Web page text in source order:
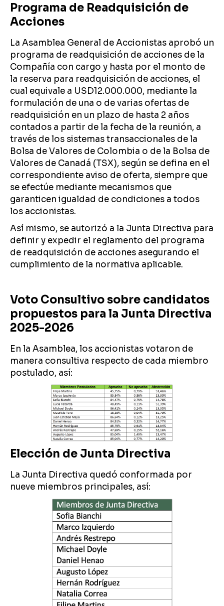
Programa de Readquisición de
Acciones
La Asamblea General de Accionistas aprobó un
programa de readquisición de acciones de la
Compañía con cargo y hasta por el monto de
la reserva para readquisición de acciones, el
cual equivale a USD12.000.000, mediante la
formulación de una o de varias ofertas de
readquisición en un plazo de hasta 2 años
contados a partir de la fecha de la reunión, a
través de los sistemas transaccionales de la
Bolsa de Valores de Colombia o de la Bolsa de
Valores de Canadá (TSX), según se defina en el
correspondiente aviso de oferta, siempre que
se efectúe mediante mecanismos que
garanticen igualdad de condiciones a todos
los accionistas.
Así mismo, se autorizó a la Junta Directiva para
definir y expedir el reglamento del programa
de readquisición de acciones asegurando el
cumplimiento de la normativa aplicable.
Voto Consultivo sobre candidatos
propuestos para la Junta Directiva
2025-2026
En la Asamblea, los accionistas votaron de
manera consultiva respecto de cada miembro
postulado, así:
Elección de Junta Directiva
La Junta Directiva quedó conformada por
nueve miembros principales, así: